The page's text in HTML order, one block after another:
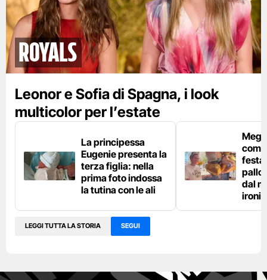
Royals
Leonor e Sofia di Spagna, i look
multicolor per l’estate
La principessa
Eugenie presenta la
terza figlia: nella
prima foto indossa
la tutina con le ali
festa
dal
LEGGI TUTTA LA STORIA SEGUI